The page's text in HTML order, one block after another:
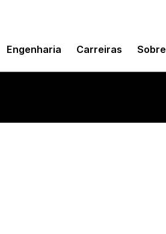
Engenharia Carreiras Sobre